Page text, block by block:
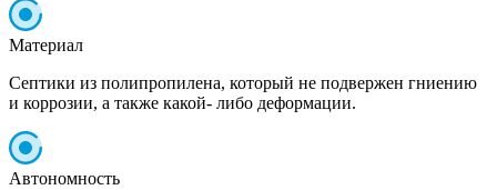
Материал
Септики из полипропилена, который не подвержен гниению
и коррозии, а также какой- либо деформации.
Автономность